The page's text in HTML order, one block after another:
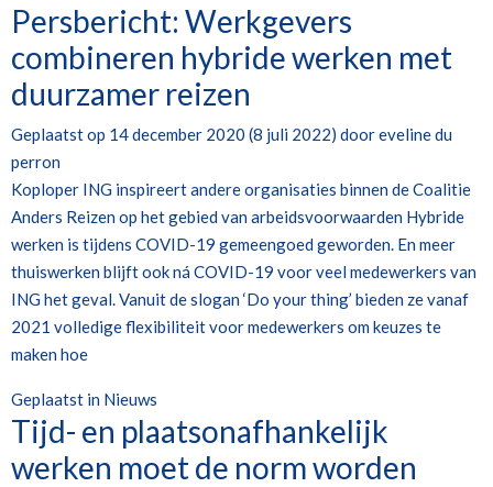
Persbericht: Werkgevers
combineren hybride werken met
duurzamer reizen
Geplaatst op 14 december 2020 (8 juli 2022) dooreveline du
perron
Koploper ING inspireert andere organisaties binnen de Coalitie
Anders Reizen op het gebied van arbeidsvoorwaarden Hybride
werken is tijdens COVID-19 gemeengoed geworden. En meer
thuiswerken blijft ook ná COVID-19 voor veel medewerkers van
ING het geval. Vanuit de slogan ‘Do your thing’ bieden ze vanaf
2021 volledige flexibiliteit voor medewerkers om keuzes te
maken hoe
Geplaatst in Nieuws
Tijd- en plaatsonafhankelijk
werken moet de norm worden